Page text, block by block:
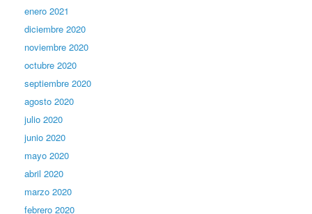
enero 2021
diciembre 2020
noviembre 2020
octubre 2020
septiembre 2020
agosto 2020
julio 2020
junio 2020
mayo 2020
abril 2020
marzo 2020
febrero 2020